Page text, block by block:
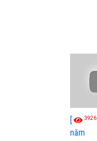
[ 3926
năm